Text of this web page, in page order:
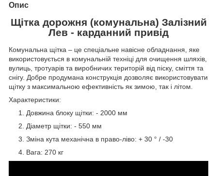
Опис
Щітка дорожня (комунальна) Залізний
Лев - карданний привід
Комунальна щітка – це спеціальне навісне обладнання, яке
використовується в комунальній техніці для очищення шляхів,
вулиць, тротуарів та виробничих територій від піску, сміття та
снігу. Добре продумана конструкція дозволяє використовувати
щітку з максимальною ефективність як зимою, так і літом.
Характеристики:
Довжина блоку щітки: - 2000 мм
Діаметр щітки: - 550 мм
Зміна кута механічна в право-ліво: + 30 ° / -30
Вага: 270 кг